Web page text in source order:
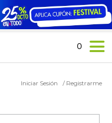
Iniciar Sesión / Registrarme
0